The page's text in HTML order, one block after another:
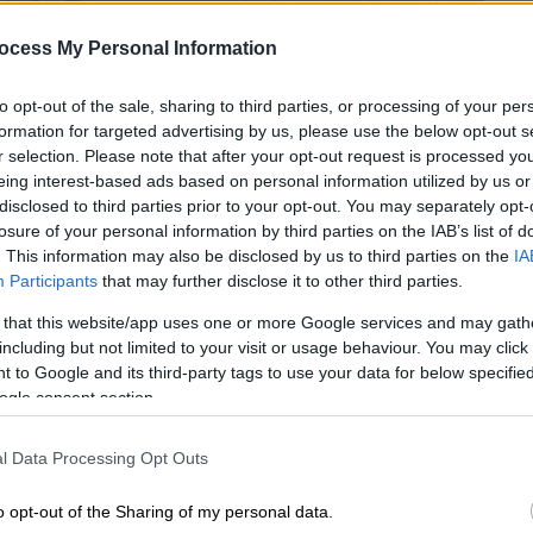
My Personal Information
opt-out of the sale, sharing to third parties, or processing of your
for targeted advertising by us, please use the below opt-out
selection. Please note that after your opt-out request is processed
interest-based ads based on personal information utilized by us
to third parties prior to your opt-out. You may separately
of your personal information by third parties on the IAB’s list of
This information may also be disclosed by us to third parties on the
Participants that may further disclose it to other third parties.
that this website/app uses one or more Google services and may
but not limited to your visit or usage behaviour. You may
to Google and its third-party tags to use your data for below
consent section.
Data Processing Opt Outs
opt-out of the Sharing of my personal data.
τον πόλεμο στο Βιετνάμ (Associated Press)
το ΕΘΝΟΣ στη Google
απαθανατίστηκε,στην ηλικία των 9
τους πόνους στον δρόμο, κατά τη
του τραύματα
Ένας χρόνο αργότερα, η κατάσταση
σήμερα,49 χρόνια μετά, τελειώνει τις